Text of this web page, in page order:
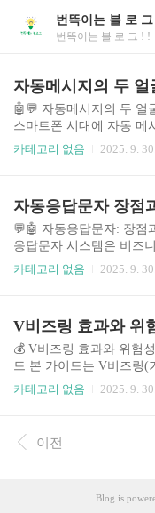
번뜩이는 블 로
번뜩이는 블 로 그 ! !
🤖💬 자동메시지의 두 얼
스마트폰 시대에 자동 메
었습니다. 은행의 알림부
본 글에서는 자동 메시지
하고 효율적으로 자동 메
다. 현재 자동 메시지 시
간단한 챗봇까지 다양한
하고 있습니다. 이러한 기
카테고리 없음 2025. 9.
💬🤖 자동응답문자: 장점
응답문자 시스템은 비즈
니다. 고객과의 소통을 자
과적인 활용 전략과 선택
달성에 실질적인 도움을
응답문자 서비스 제공업
의성 면에서 차이가 존재
지 다양한 규모의 기업들
카테고리 없음 2025. 9.
💰 V비즈링 효과와 위험
드 본 가이드는 V비즈링(
정확하고 객관적인 정보
평가를 제시합니다. V비
특징과 위험도가 상이하
중요성 V비즈링 시장의
카테고리 없음 2025. 9.
이전
Blog is